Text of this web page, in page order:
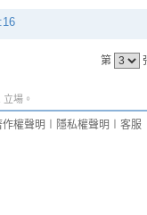
第
場。
作權聲明 隱私權聲明 客服